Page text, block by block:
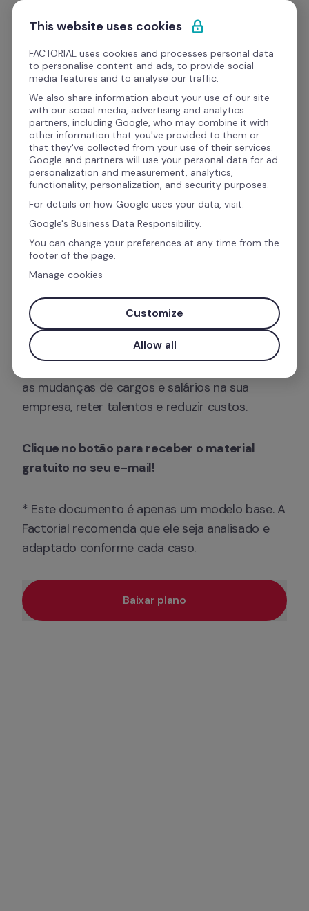
Pular para o conteúdo
Experimente Grátis
Modelos e Planilhas para RH
Gestão de Talentos
Plano de Cargos e Salários
[Excel]
Neste modelo gratuito e editável em Excel de
plano de Cargos e Salários, você encontra:
lista de cargos e áreas;
remuneração;
detalhamento de cargos.
as mudanças de cargos e salários na sua
empresa, reter talentos e reduzir custos.
Clique no botão para receber o material
gratuito no seu e-mail!
* Este documento é apenas um modelo base. A
Factorial recomenda que ele seja analisado e
adaptado conforme cada caso.
Baixar plano
This website uses cookies
FACTORIAL uses cookies and processes personal data
to personalise content and ads, to provide social
media features and to analyse our traffic.
We also share information about your use of our site
with our social media, advertising and analytics
partners, including Google, who may combine it with
other information that you've provided to them or
that they've collected from your use of their services.
Google and partners will use your personal data for ad
personalization and measurement, analytics,
functionality, personalization, and security purposes.
For details on how Google uses your data, visit:
Google's Business Data Responsibility.
You can change your preferences at any time from the
footer of the page.
Manage cookies
Customize
Allow all